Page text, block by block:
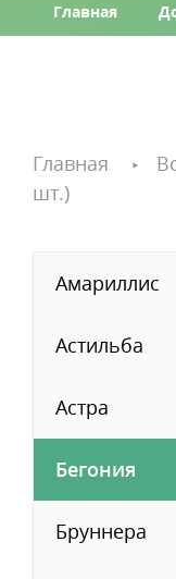
Главная
Главная
шт.)
Амариллис
Астильба
Астра
Бегония
Бруннера